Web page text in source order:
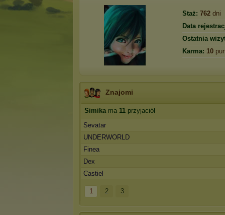
Staż: 762 dni
Data
Ostatnia
Karma: 10
Znajomi
Simikama 11 przyjaciół
Sevatar
UNDERWORLD
Finea
Dex
Castiel
1 2 3